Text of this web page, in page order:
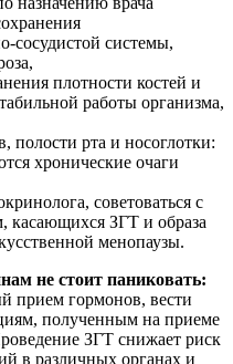
сосудистой системы,
плотности костей и
работы организма,
полости рта и носоглотки:
хронические очаги
советоваться с
касающихся ЗГТ и образа
менопаузы.
не стоит паниковать:
прием гормонов, вести
полученным на приеме
ЗГТ снижает риск
в различных органах и